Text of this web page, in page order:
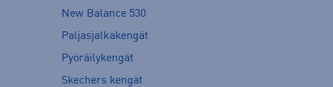
New Balance 530
Paljasjalkakengät
Pyöräilykengät
Skechers kengät